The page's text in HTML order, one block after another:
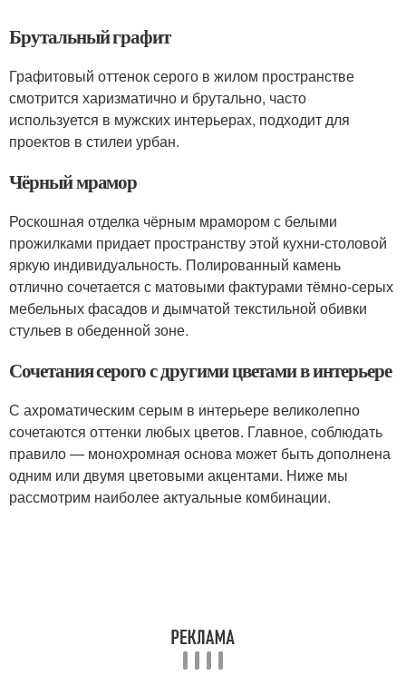
Брутальный графит
Графитовый оттенок серого в жилом пространстве
смотрится харизматично и брутально, часто
используется в мужских интерьерах, подходит для
проектов в стилеи урбан.
Чёрный мрамор
Роскошная отделка чёрным мрамором с белыми
прожилками придает пространству этой кухни-столовой
яркую индивидуальность. Полированный камень
отлично сочетается с матовыми фактурами тёмно-серых
мебельных фасадов и дымчатой текстильной обивки
стульев в обеденной зоне.
Сочетания серого с другими цветами в интерьере
С ахроматическим серым в интерьере великолепно
сочетаются оттенки любых цветов. Главное, соблюдать
правило — монохромная основа может быть дополнена
одним или двумя цветовыми акцентами. Ниже мы
рассмотрим наиболее актуальные комбинации.